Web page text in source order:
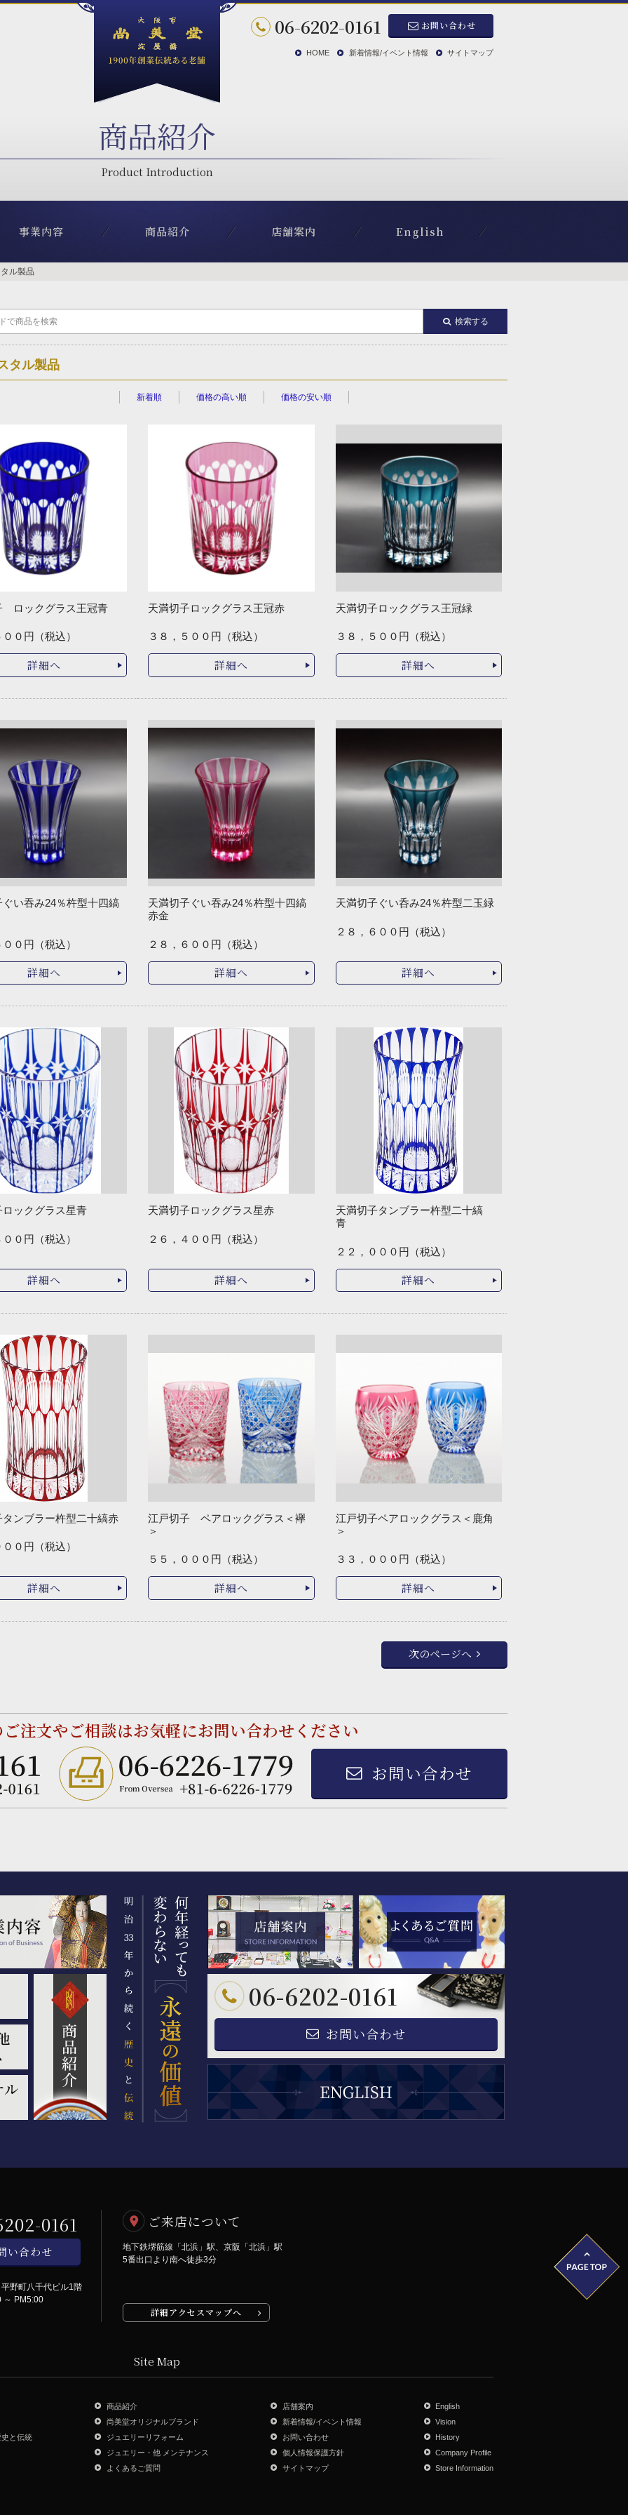
06-6202-0161 お問い合わせ
HOME 新着情報/イベント情報 サイトマップ
商品紹介
事業内容 商品紹介 店舗案内 English
ル製品
タル製品
検索する
新着順 価格の高い順 価格の安い順
ロックグラス王冠青
０円（税込）
詳細へ
天満切子ロックグラス王冠赤
３８，５００円（税込）
詳細へ
天満切子ロックグラス王冠緑
３８，５００円（税込）
詳細へ
い吞み24％杵型十四縞
０円（税込）
詳細へ
天満切子ぐい吞み24％杵型十四縞
赤金
２８，６００円（税込）
詳細へ
天満切子ぐい呑み24％杵型二玉緑
２８，６００円（税込）
詳細へ
ロックグラス星青
０円（税込）
詳細へ
天満切子ロックグラス星赤
２６，４００円（税込）
詳細へ
天満切子タンブラー杵型二十縞
青
２２，０００円（税込）
詳細へ
タンブラー杵型二十縞赤
０円（税込）
詳細へ
江戸切子 ペアロックグラス＜襷
＞
５５，０００円（税込）
詳細へ
江戸切子ペアロックグラス＜鹿角
＞
３３，０００円（税込）
詳細へ
次のページへ
注文やご相談はお気軽にお問い合わせください
お問い合わせ
06-6202-0161
お問い合わせ
0161
い合わせ
平野町八千代ビル1階
～ PM5:00
ご来店について
地下鉄堺筋線「北浜」駅、京阪「北浜」駅
5番出口より南へ徒歩3分
詳細アクセスマップへ
Site Map
と伝統
商品紹介
尚美堂オリジナルブランド
ジュエリーリフォーム
ジュエリー・他 メンテナンス
よくあるご質問
店舗案内
新着情報/イベント情報
お問い合わせ
個人情報保護方針
サイトマップ
English
Vision
History
Company Profile
Store Information